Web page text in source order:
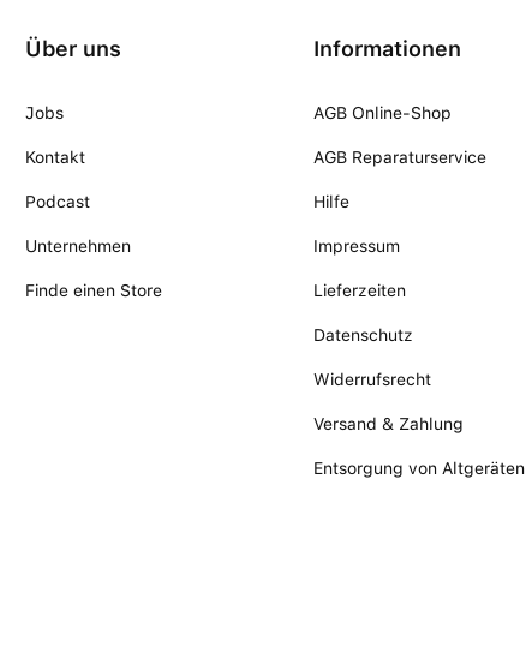
Über uns
Jobs
Kontakt
Podcast
Unternehmen
Finde einen Store
Informationen
AGB Online-Shop
AGB Reparaturservice
Hilfe
Impressum
Lieferzeiten
Datenschutz
Widerrufsrecht
Versand & Zahlung
Entsorgung von Altgeräten